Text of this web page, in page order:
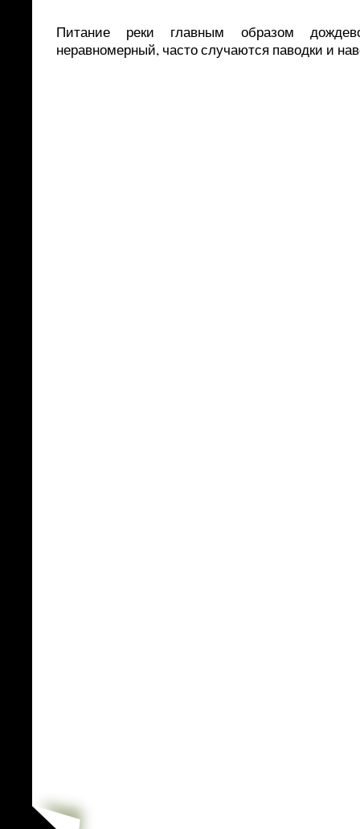
Питание реки главным образом
неравномерный, часто случаются паводки и